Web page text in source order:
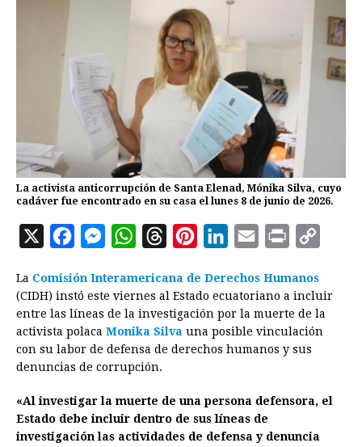
La activista anticorrupción de Santa Elenad, Mónika Silva, cuyo
cadáver fue encontrado en su casa el lunes 8 de junio de 2026.
X
c
e
b
o
k
M
s
s
e
n
e
W
a
t
s
A
p
r
e
a
d
n
t
e
r
s
n
k
e
d
n
a
i
l
i
n
t
y
L
k
La Comisión Interamericana de Derechos Humanos
(CIDH) instó este viernes al Estado ecuatoriano a incluir
entre las líneas de la investigación por la muerte de la
activista polaca Monika Silva una posible vinculación
con su labor de defensa de derechos humanos y sus
denuncias de corrupción.
«Al investigar la muerte de una persona defensora, el
Estado debe incluir dentro de sus líneas de
investigación las actividades de defensa y denuncia